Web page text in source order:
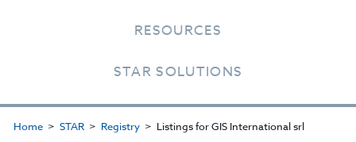
RESOURCES
STAR SOLUTIONS
Home STAR Registry Listings for GIS International srl